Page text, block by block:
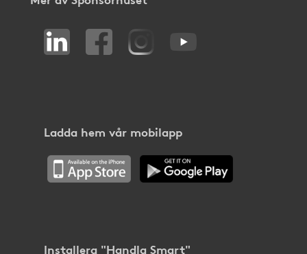
Ladda hem vår mobilapp
Installera "Handla Smart"